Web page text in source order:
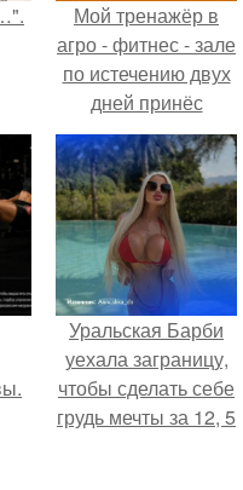
Мой тренажёр в
агро - фитнес - зале
по истечению двух
дней принёс
ощутимый
результат.
Уральская Барби
уехала заграницу,
чтобы сделать себе
грудь мечты за 12, 5